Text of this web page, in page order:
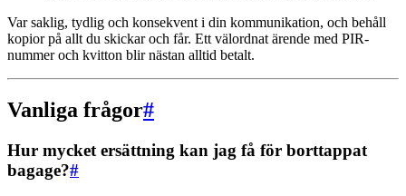
Var saklig, tydlig och konsekvent i din kommunikation, och behåll
kopior på allt du skickar och får. Ett välordnat ärende med PIR-
nummer och kvitton blir nästan alltid betalt.
Vanliga frågor#
Hur mycket ersättning kan jag få för borttappat
bagage?#